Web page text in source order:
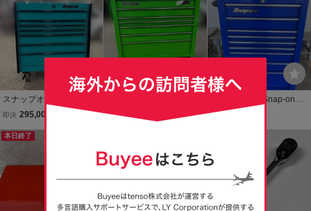
グ ステンシル VINTAGE
引取限定
ホットロッド 店舗什器 キ
ャビネット
スナップオン 工具箱 Sna
p-on ツールボックス KR
人気カラー マスターシ
リーズ 美品 中古
即決 295,000
p-on ツールボックス KR
H4107 エクストリーム
即決 275,000
☆中古美品☆ Snap-on ス
ナップオン 工具箱 Herita
ールボックス キャビネッ
ト KRHT4009KPCM(倉a
w
現在
本日終了